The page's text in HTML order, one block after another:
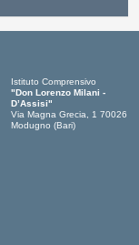
Istituto Comprensivo
"Don Lorenzo Milani -
D’Assisi"
Via Magna Grecia, 1 70026
Modugno (Bari)